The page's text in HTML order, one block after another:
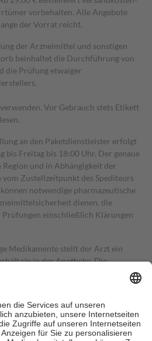
vorbehalten. Alle Angebote
der Vorrat reicht.
der Arzneimittel und sonstigen
beinhaltet die Durchführung von
die Prüfung etwaiger
Vor Gebrauch stets Etikett
an den Paketdienstleister erfolgt
bis Freitag bis 18:00 Uhr. Der genaue
und in Abhängigkeit der
Zustellzeitpunkt des Spediteurs
notwendige pharmazeutische
dienen, die
einschließlich Klärungen
Medikamente stellt der Arzt ein
sie in der Apotheke. Die
übernimmt in der Regel die
trägt einen Teil davon als Zuzahlung
Zuzahlungen in Höhe von zehn
mindestens jedochfünf Euround
jedoch nie mehr als die tatsächlichen